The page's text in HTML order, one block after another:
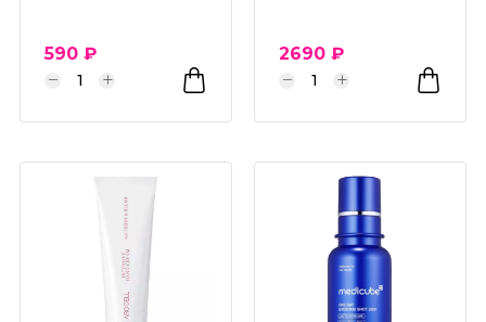
590 ₽ 2690 ₽